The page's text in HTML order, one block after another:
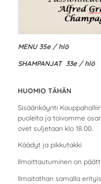
MENU 35e / hlö
SHAMPANJAT 33e / hlö
HUOMIO TÄHÄN
Sisäänkäynti
puolelta ja toivomme
ovet suljetaan klo 18.00.
Käädyt ja pikkutakki
Ilmoittautuminen on
Ilmoitathan samalla